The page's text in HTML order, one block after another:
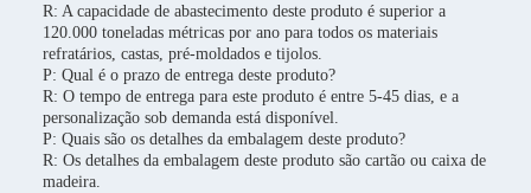
R: A capacidade de abastecimento deste produto é superior a
120.000 toneladas métricas por ano para todos os materiais
refratários, castas, pré-moldados e tijolos.
P: Qual é o prazo de entrega deste produto?
R: O tempo de entrega para este produto é entre 5-45 dias, e a
personalização sob demanda está disponível.
P: Quais são os detalhes da embalagem deste produto?
R: Os detalhes da embalagem deste produto são cartão ou caixa de
madeira.